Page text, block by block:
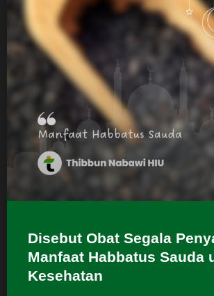
Disebut Obat Segala
Manfaat Habbatus Sauda
Kesehatan